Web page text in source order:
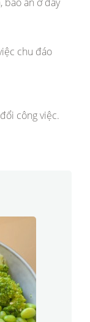
chu đáo
công việc.